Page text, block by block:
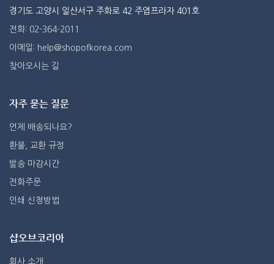
경기도 고양시 일산서구 주화로 42 주엽프라자 401호
전화: 02-364-2011
이메일: help@shopofkorea.com
찾아오시는 길
자주 묻는 질문
언제 배송되나요?
환불, 교환 규정
발송 마감시간
전화주문
인쇄 신청방법
샵오브코리아
회사 소개